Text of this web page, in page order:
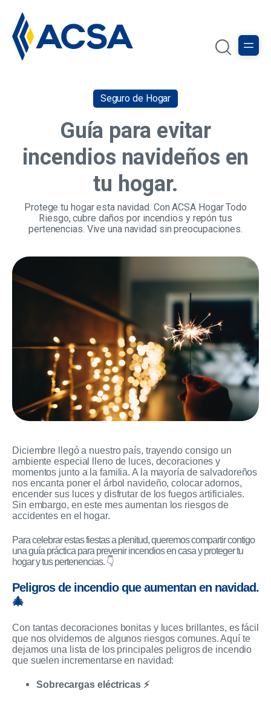
Seguro de Hogar
Guía para evitar
incendios navideños en
tu hogar.
Protege tu hogar esta navidad. Con ACSA Hogar Todo
Riesgo, cubre daños por incendios y repón tus
pertenencias. Vive una navidad sin preocupaciones.
Diciembre llegó a nuestro país, trayendo consigo un
ambiente especial lleno de luces, decoraciones y
momentos junto a la familia. A la mayoría de salvadoreños
nos encanta poner el árbol navideño, colocar adornos,
encender sus luces y disfrutar de los fuegos artificiales.
Sin embargo, en este mes aumentan los riesgos de
accidentes en el hogar.
Para celebrar estas fiestas a plenitud, queremos compartir contigo
una guía práctica para prevenir incendios en casa y proteger tu
hogar y tus pertenencias. 👇
Peligros de incendio que aumentan en navidad.
🎄
Con tantas decoraciones bonitas y luces brillantes, es fácil
que nos olvidemos de algunos riesgos comunes. Aquí te
dejamos una lista de los principales peligros de incendio
que suelen incrementarse en navidad:
Sobrecargas eléctricas ⚡